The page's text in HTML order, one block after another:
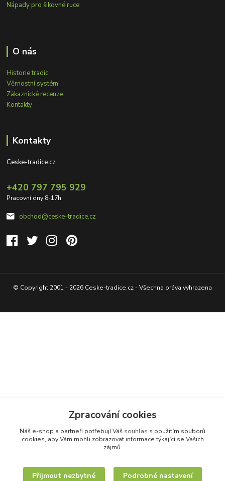
Nápady pro šikovné ruce
O nás
Historie tradic
Věrnostní systém
Zákaznické recenze
Kontakty
Kontakty
Ceske-tradice.cz
+420 797 795 929
Pracovní dny 8-17h
obchod@ceske-tradice.cz
© Copyright 2001 - 2026 Ceske-tradice.cz - Všechna práva vyhrazena
Zpracování cookies
Náš e-shop a partneři potřebují Váš souhlas s použitím souborů
cookies, aby Vám mohli zobrazovat informace týkající se Vašich
zájmů.
Přijmout nezbytné Podrobné nastavení